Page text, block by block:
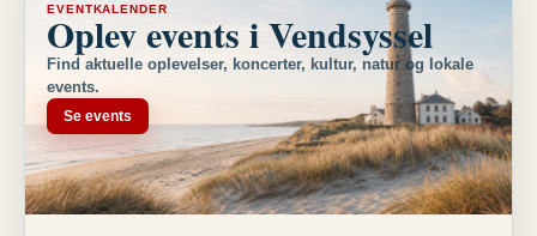
EVENTKALENDER
Oplev events i Vendsyssel
Find aktuelle oplevelser, koncerter, kultur, natur og lokale
events.
Se events